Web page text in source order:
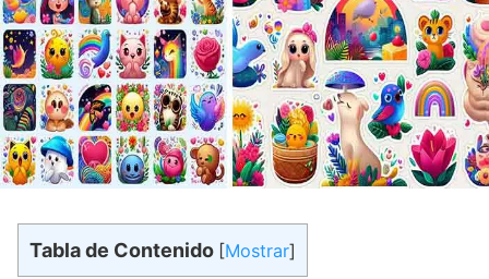
Tabla de Contenido [Mostrar]